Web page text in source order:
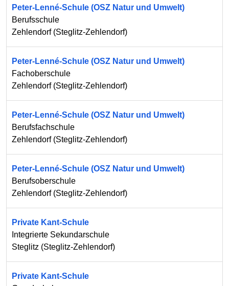
Peter-Lenné-Schule (OSZ Natur und Umwelt)
Berufsschule
Zehlendorf(Steglitz-Zehlendorf)
Peter-Lenné-Schule (OSZ Natur und Umwelt)
Fachoberschule
Zehlendorf(Steglitz-Zehlendorf)
Peter-Lenné-Schule (OSZ Natur und Umwelt)
Berufsfachschule
Zehlendorf(Steglitz-Zehlendorf)
Peter-Lenné-Schule (OSZ Natur und Umwelt)
Berufsoberschule
Zehlendorf(Steglitz-Zehlendorf)
Private Kant-Schule
Integrierte Sekundarschule
Steglitz (Steglitz-Zehlendorf)
Private Kant-Schule